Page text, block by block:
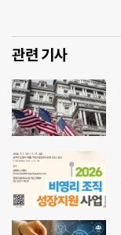
관련 기사